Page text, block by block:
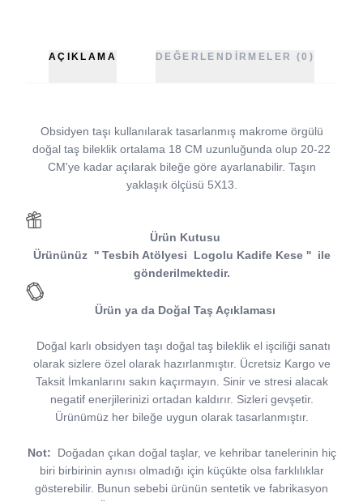
AÇIKLAMA DEĞERLENDIRMELER (0)
Obsidyen taşı kullanılarak tasarlanmış makrome örgülü
doğal taş bileklik ortalama 18 CM uzunluğunda olup 20-22
CM'ye kadar açılarak bileğe göre ayarlanabilir. Taşın
yaklaşık ölçüsü 5X13.
Ürün Kutusu
Ürününüz '' Tesbih Atölyesi Logolu Kadife Kese '' ile
gönderilmektedir.
Ürün ya da Doğal Taş Açıklaması
Doğal karlı obsidyen taşı doğal taş bileklik el işciliği sanatı
olarak sizlere özel olarak hazırlanmıştır. Ücretsiz Kargo ve
Taksit İmkanlarını sakın kaçırmayın. Sinir ve stresi alacak
negatif enerjilerinizi ortadan kaldırır. Sizleri gevşetir.
Ürünümüz her bileğe uygun olarak tasarlanmıştır.
Not:
Doğadan çıkan doğal taşlar, ve kehribar tanelerinin hiç
biri birbirinin aynısı olmadığı için küçükte olsa farklılıklar
gösterebilir. Bunun sebebi ürünün sentetik ve fabrikasyon